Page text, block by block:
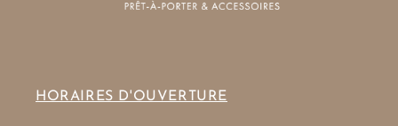
HORAIRES D'OUVERTURE